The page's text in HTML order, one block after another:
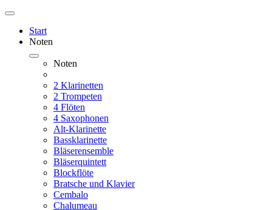
Start
Noten
Noten
2 Klarinetten
2 Trompeten
4 Flöten
4 Saxophonen
Alt-Klarinette
Bassklarinette
Bläserensemble
Bläserquintett
Blockflöte
Bratsche und Klavier
Cembalo
Chalumeau